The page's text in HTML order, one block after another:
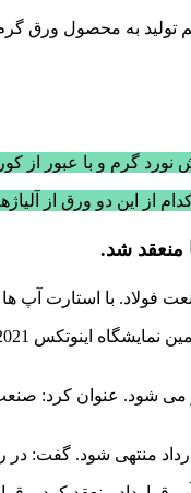
گرم و با عبور از
این دو ورق از
4 رویداد «ریورز پیچ»
رویداد ریورز پیچ که در حوزه